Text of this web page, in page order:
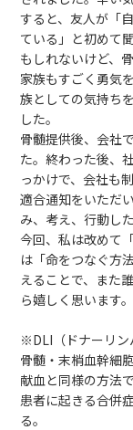
すると、友人が「
ている」と初めて
もしれないけど、
家族もすごく勇気
族としての気持ち
した。
骨髄提供後、会社
た。終わった後、
っかけで、会社も
適合通知をいただ
み、考え、行動し
今回、私は改めて
は「命をつなぐ方
えることで、また
ら嬉しく思います。
※DLI（ドナーリン
骨髄・末梢血幹細
献血と同様の方法
患者に起きる合併
る。